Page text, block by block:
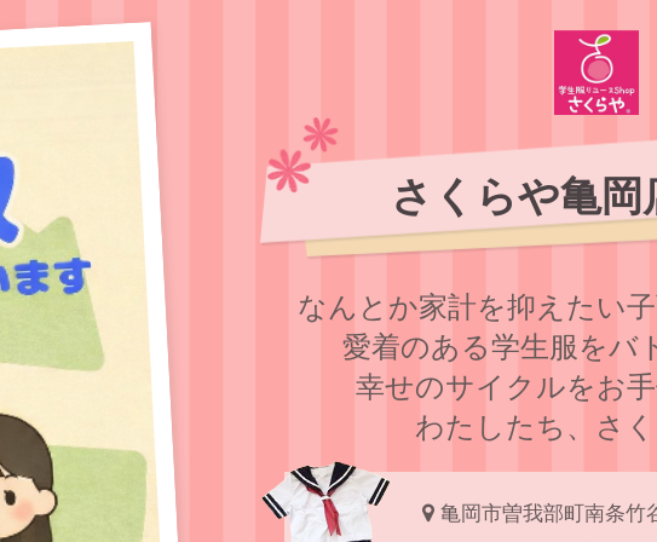
さくらや亀岡
なんとか家計を抑えたい
愛着のある学⽣服をバ
幸せのサイクルをお
わたしたち、さ
亀岡市曽我部町南条竹